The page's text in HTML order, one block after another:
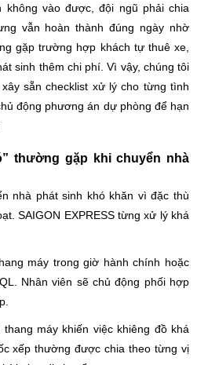
vào được, đội ngũ phải chia
vẫn hoàn thành đúng ngày nhờ
gặp trường hợp khách tự thuê xe,
sinh thêm chi phí. Vì vậy, chúng tôi
sẵn checklist xử lý cho từng tình
động phương án dự phòng để hạn
thường gặp khi chuyển nhà
nhà phát sinh khó khăn vì đặc thù
SAIGON EXPRESS từng xử lý khá
máy trong giờ hành chính hoặc
Nhân viên sẽ chủ động phối hợp
máy khiến việc khiêng đồ khá
xếp thường được chia theo từng vị